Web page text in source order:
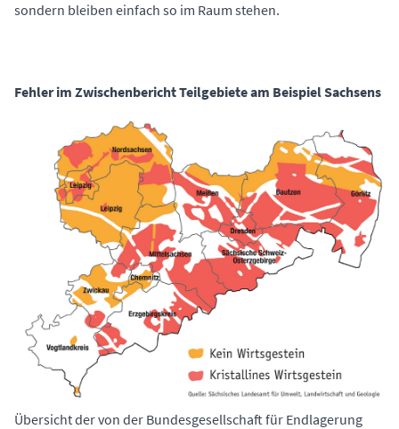
sondern bleiben einfach so im Raum stehen.
Fehler im Zwischenbericht Teilgebiete am Beispiel Sachsens
Übersicht der von der Bundesgesellschaft für Endlagerung